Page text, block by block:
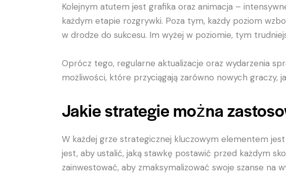
Kolejnym atutem jest grafika oraz animacja –
każdym etapie rozgrywki. Poza tym, każdy poziom
w drodze do sukcesu. Im wyżej w poziomie, tym
Oprócz tego, regularne aktualizacje oraz wydarzenia
możliwości, które przyciągają zarówno nowych graczy,
Jakie strategie można
W każdej grze strategicznej kluczowym elementem
jest, aby ustalić, jaką stawkę postawić przed każdym
zainwestować, aby zmaksymalizować swoje szanse na